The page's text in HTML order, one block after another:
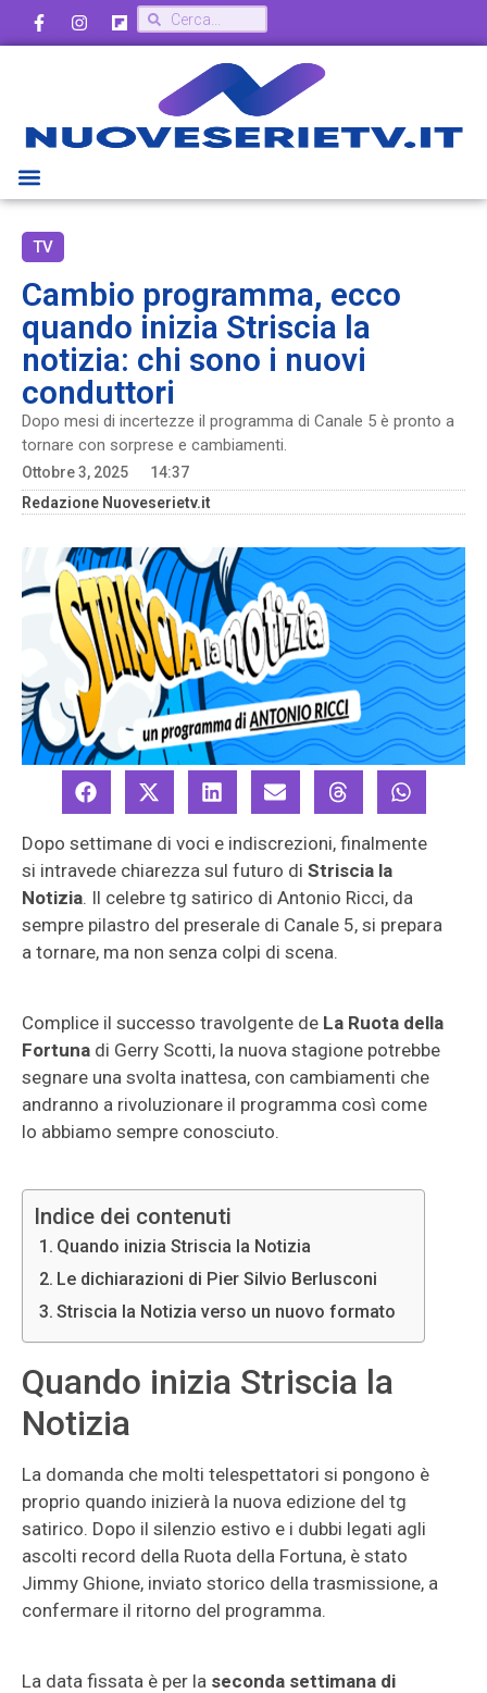
TV
Cambio programma, ecco
quando inizia Striscia la
notizia: chi sono i nuovi
conduttori
Dopo mesi di incertezze il programma di Canale 5 è pronto a
tornare con sorprese e cambiamenti.
Ottobre 3, 2025
14:37
Redazione Nuoveserietv.it
Dopo settimane di voci e indiscrezioni, finalmente
si intravede chiarezza sul futuro di Striscia la
Notizia. Il celebre tg satirico di Antonio Ricci, da
sempre pilastro del preserale di Canale 5, si prepara
a tornare, ma non senza colpi di scena.
Complice il successo travolgente de La Ruota della
Fortuna di Gerry Scotti, la nuova stagione potrebbe
segnare una svolta inattesa, con cambiamenti che
andranno a rivoluzionare il programma così come
lo abbiamo sempre conosciuto.
Indice dei contenuti
Quando inizia Striscia la Notizia
Le dichiarazioni di Pier Silvio Berlusconi
Striscia la Notizia verso un nuovo formato
Quando inizia Striscia la
Notizia
La domanda che molti telespettatori si pongono è
proprio quando inizierà la nuova edizione del tg
satirico. Dopo il silenzio estivo e i dubbi legati agli
ascolti record della Ruota della Fortuna, è stato
Jimmy Ghione, inviato storico della trasmissione, a
confermare il ritorno del programma.
La data fissata è per la seconda settimana di